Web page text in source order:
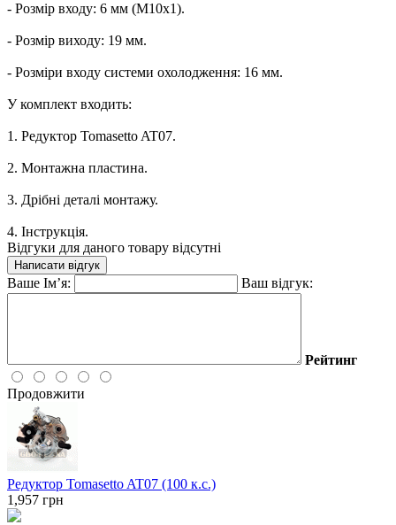
- Розмір входу: 6 мм (M10x1).
- Розмір виходу: 19 мм.
- Розміри входу системи охолодження: 16 мм.
У комплект входить:
1. Редуктор Tomasetto AT07.
2. Монтажна пластина.
3. Дрібні деталі монтажу.
4. Інструкція.
Відгуки для даного товару відсутні
Написати відгук
Ваше Ім’я: Ваш відгук:
Рейтинг
Продовжити
Редуктор Tomasetto AT07 (100 к.с.)
1,957 грн